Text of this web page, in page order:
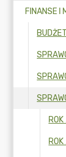
FINANSE I
BUDŻET